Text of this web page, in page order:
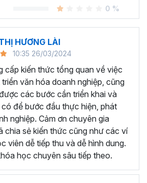
0 %
HƯƠNG LÀI
10:35 26/03/2024
cấp kiến thức tổng quan về việc
văn hóa doanh nghiệp, cũng
các bước cần triển khai và
để bước đầu thực hiện, phát
nghiệp. Cảm ơn chuyên gia
chia sẻ kiến thức cũng như các ví
viên dễ tiếp thu và dễ hình dung.
học chuyên sâu tiếp theo.